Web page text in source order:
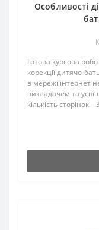
Особливості
Готова курсова
корекції дитячо-
в мережі інтернет
викладачем та
кількість сторінок